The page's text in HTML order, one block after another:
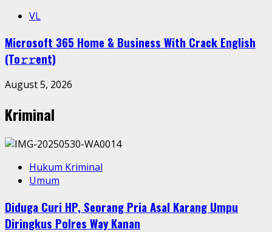
VL
Microsoft 365 Home & Business With Crack English
(To𝚛𝚛еnt)
August 5, 2026
Kriminal
Hukum Kriminal
Umum
Diduga Curi HP, Seorang Pria Asal Karang Umpu
Diringkus Polres Way Kanan